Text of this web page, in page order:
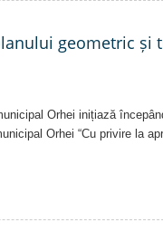
geometric și
Orhei inițiază
Orhei “Cu privire la